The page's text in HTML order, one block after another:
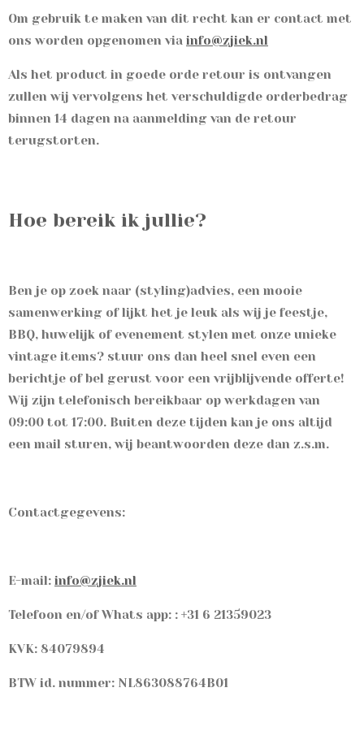
Om gebruik te maken van dit recht kan er contact met
ons worden opgenomen via info@zjiek.nl
Als het product in goede orde retour is ontvangen
zullen wij vervolgens het verschuldigde orderbedrag
binnen 14 dagen na aanmelding van de retour
terugstorten.
Hoe bereik ik jullie?
Ben je op zoek naar (styling)advies, een mooie
samenwerking of lijkt het je leuk als wij je feestje,
BBQ, huwelijk of evenement stylen met onze unieke
vintage items? stuur ons dan heel snel even een
berichtje of bel gerust voor een vrijblijvende offerte!
Wij zijn telefonisch bereikbaar op werkdagen van
09:00 tot 17:00. Buiten deze tijden kan je ons altijd
een mail sturen, wij beantwoorden deze dan z.s.m.
Contactgegevens:
E-mail: info@zjiek.nl
Telefoon en/of Whats app: : +31 6 21359023
KVK: 84079894
BTW id. nummer: NL863088764B01